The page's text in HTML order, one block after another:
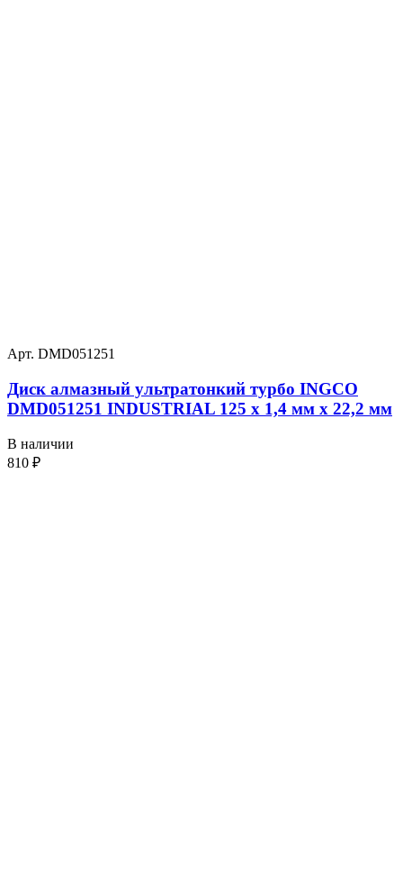
Арт. DMD051251
Диск алмазный ультратонкий турбо INGCO
DMD051251 INDUSTRIAL 125 х 1,4 мм x 22,2 мм
В наличии
810 ₽